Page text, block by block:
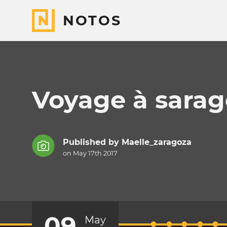
NOTOS
Voyage à
Published by Maelle_zaragoza
on May 17th 2017
May